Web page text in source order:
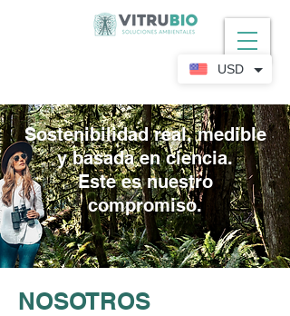
Sostenibilidad real, medible
y basada en ciencia.
Este es nuestro
compromiso.
NOSOTROS
USD